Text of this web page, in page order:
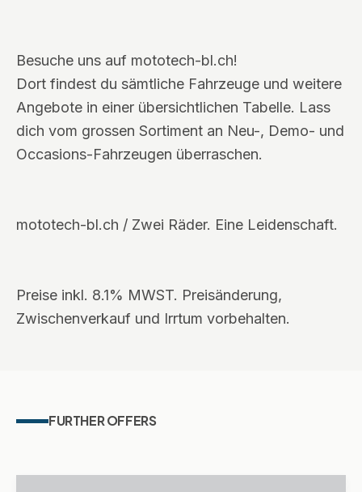
Besuche uns auf mototech-bl.ch!
Dort findest du sämtliche Fahrzeuge und weitere
Angebote in einer übersichtlichen Tabelle. Lass
dich vom grossen Sortiment an Neu-, Demo- und
Occasions-Fahrzeugen überraschen.
mototech-bl.ch / Zwei Räder. Eine Leidenschaft.
Preise inkl. 8.1% MWST. Preisänderung,
Zwischenverkauf und Irrtum vorbehalten.
FURTHER OFFERS